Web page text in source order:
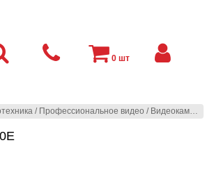
/ Профессиональное видео / Видеокамеры
0 шт